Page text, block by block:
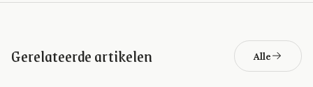
Gerelateerde artikelen Alle